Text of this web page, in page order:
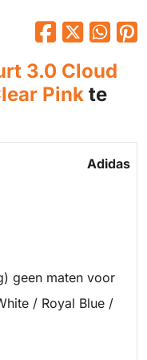
3.0 Cloud
Pink te
Adidas
geen maten voor
/ Royal Blue /